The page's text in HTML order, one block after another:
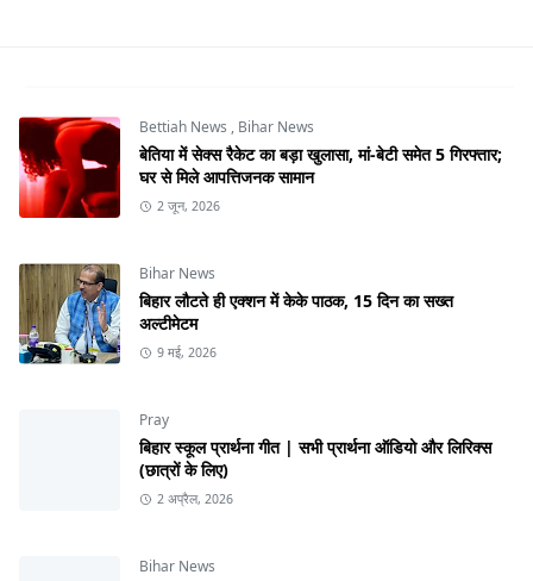
Bettiah News , Bihar News
बेतिया में सेक्स रैकेट का बड़ा खुलासा, मां-बेटी समेत 5 गिरफ्तार;
घर से मिले आपत्तिजनक सामान
2 जून, 2026
Bihar News
बिहार लौटते ही एक्शन में केके पाठक, 15 दिन का सख्त
अल्टीमेटम
9 मई, 2026
Pray
बिहार स्कूल प्रार्थना गीत | सभी प्रार्थना ऑडियो और लिरिक्स
(छात्रों के लिए)
2 अप्रैल, 2026
Bihar News